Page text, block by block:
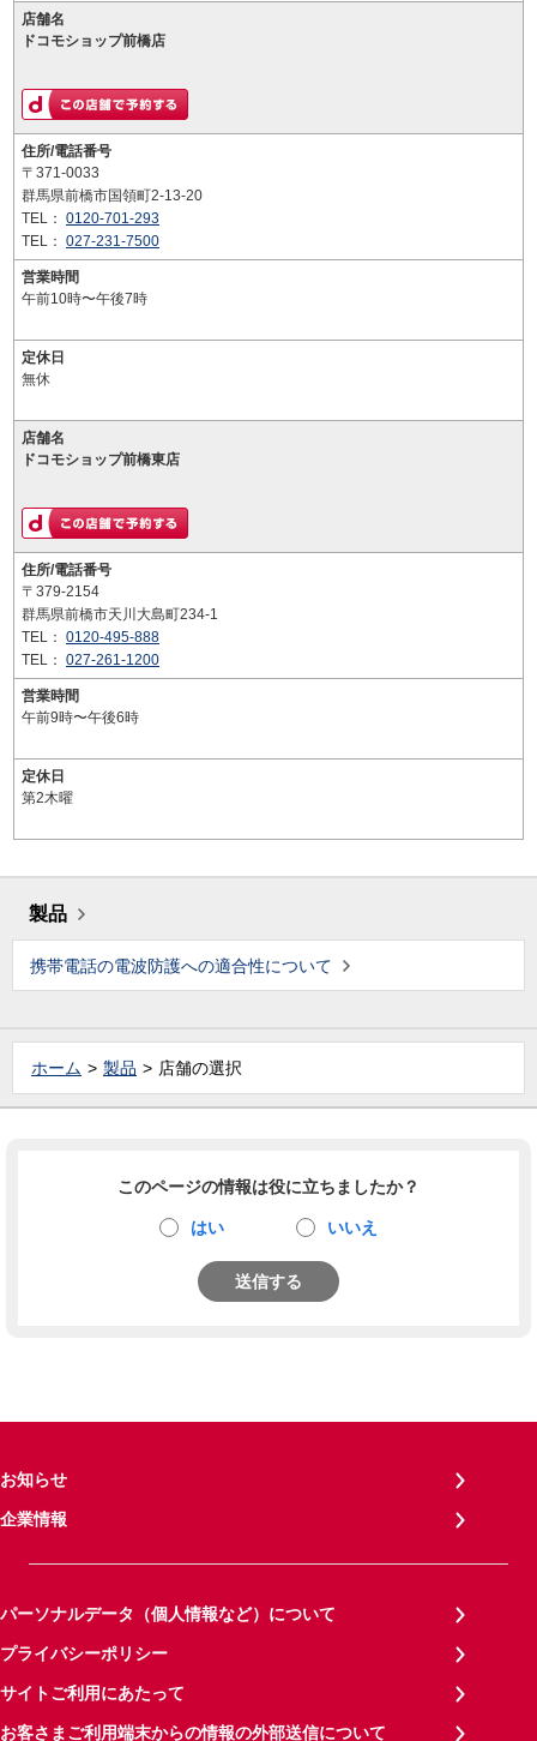
店舗名
ドコモショップ前橋店
住所/電話番号
〒371-0033
群馬県前橋市国領町2-13-20
TEL： 0120-701-293
TEL： 027-231-7500
営業時間
午前10時〜午後7時
定休日
無休
店舗名
ドコモショップ前橋東店
住所/電話番号
〒379-2154
群馬県前橋市天川大島町234-1
TEL： 0120-495-888
TEL： 027-261-1200
営業時間
午前9時〜午後6時
定休日
第2木曜
製品
携帯電話の電波防護への適合性について
ホーム 製品 店舗の選択
このページの情報は役に立ちましたか？
はい いいえ
送信する
お知らせ
企業情報
パーソナルデータ（個人情報など）について
プライバシーポリシー
サイトご利用にあたって
お客さまご利用端末からの情報の外部送信について